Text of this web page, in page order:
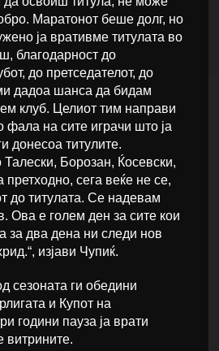
Маратонот беше долг, но
ја вративме титулата во
благодарност до
до претседателот, до
дадоа шанса да бидам
клуб. Целиот тим направи
фала на сите играчи што ја
донесоа титулите.
Талески, Борозан, Ќосевски,
претходно, сега веќе не се,
до титулата. Се надевам
Ова е голем ден за сите кои
за два дена ни следи нов
изјави Чупиќ.
сезоната ги обедини
и Купот на
години пауза ја врати
витрините.